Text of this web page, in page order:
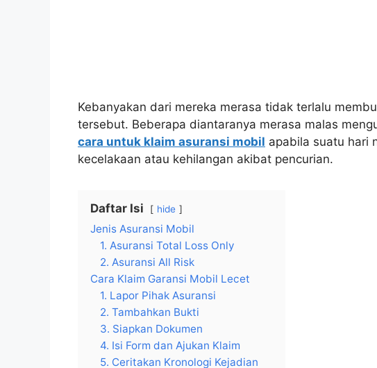
Kebanyakan dari mereka merasa tidak terlalu
tersebut. Beberapa diantaranya merasa malas
cara untuk klaim asuransi mobil apabila suatu hari
kecelakaan atau kehilangan akibat pencurian.
Daftar Isi hide
Jenis Asuransi Mobil
1. Asuransi Total Loss Only
2. Asuransi All Risk
Cara Klaim Garansi Mobil Lecet
1. Lapor Pihak Asuransi
2. Tambahkan Bukti
3. Siapkan Dokumen
4. Isi Form dan Ajukan Klaim
5. Ceritakan Kronologi Kejadian